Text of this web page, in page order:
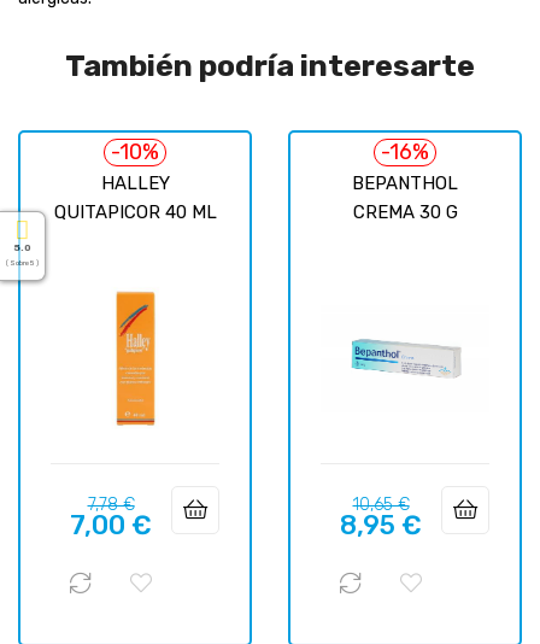
También podría interesarte
HALLEY
QUITAPICOR 40 ML
-10%
Precio
regular
7,78 €Precio
7,00 €
BEPANTHOL
CREMA 30 G
-16%
Precio
regular
10,65 €Precio
8,95 €
5.0
( Sobre 5 )